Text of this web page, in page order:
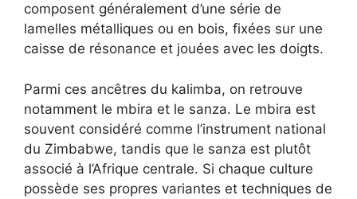
composent généralement d’une série de
lamelles métalliques ou en bois, fixées sur une
caisse de résonance et jouées avec les doigts.
Parmi ces ancêtres du kalimba, on retrouve
notamment le mbira et le sanza. Le mbira est
souvent considéré comme l’instrument national
du Zimbabwe, tandis que le sanza est plutôt
associé à l’Afrique centrale. Si chaque culture
possède ses propres variantes et techniques de